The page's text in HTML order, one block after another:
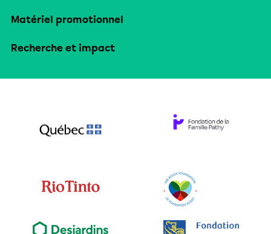
Matériel promotionnel
Recherche et impact